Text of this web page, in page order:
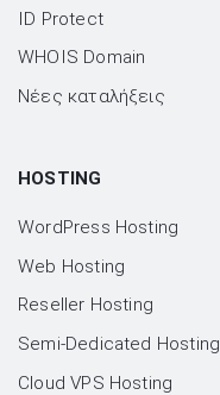
ID Protect
WHOIS Domain
Νέες καταλήξεις
HOSTING
WordPress Hosting
Web Hosting
Reseller Hosting
Semi-Dedicated Hosting
Cloud VPS Hosting